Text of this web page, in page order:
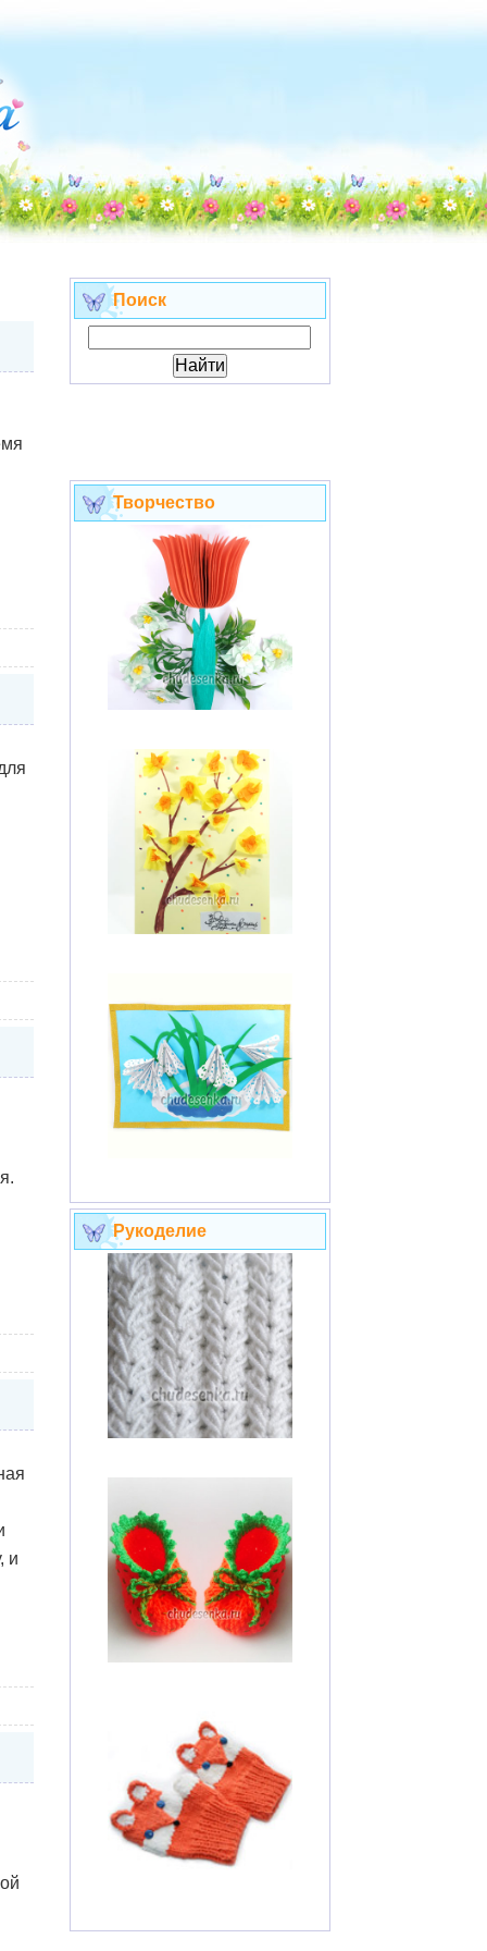
и
Поиск
Творчество
Рукоделие